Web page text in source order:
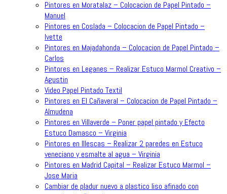
Pintores en Moratalaz – Colocacion de Papel Pintado –
Manuel
Pintores en Coslada – Colocacion de Papel Pintado –
Ivette
Pintores en Majadahonda – Colocacion de Papel Pintado –
Carlos
Pintores en Leganes – Realizar Estuco Marmol Creativo –
Agustin
Video Papel Pintado Textil
Pintores en El Cañaveral – Colocacion de Papel Pintado –
Almudena
Pintores en Villaverde – Poner papel pintado y Efecto
Estuco Damasco – Virginia
Pintores en Illescas – Realizar 2 paredes en Estuco
veneciano y esmalte al agua – Virginia
Pintores en Madrid Capital – Realizar Estuco Marmol –
Jose Maria
Cambiar de pladur nuevo a plastico liso afinado con